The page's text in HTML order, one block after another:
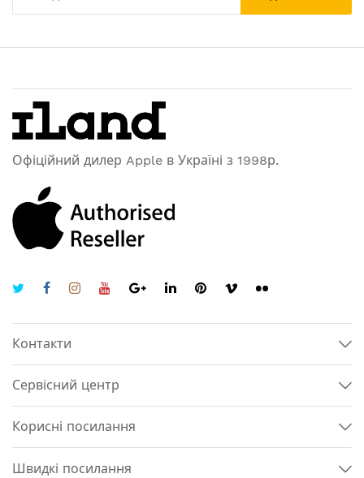
Офіційний дилер Apple в Україні з 1998р.
Контакти
Сервісний центр
Корисні посилання
Швидкі посилання